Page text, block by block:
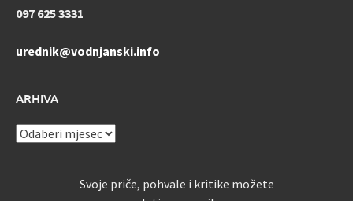
097 625 3331
urednik@vodnjanski.info
ARHIVA
ARHIVA
Svoje priče, pohvale i kritike možete